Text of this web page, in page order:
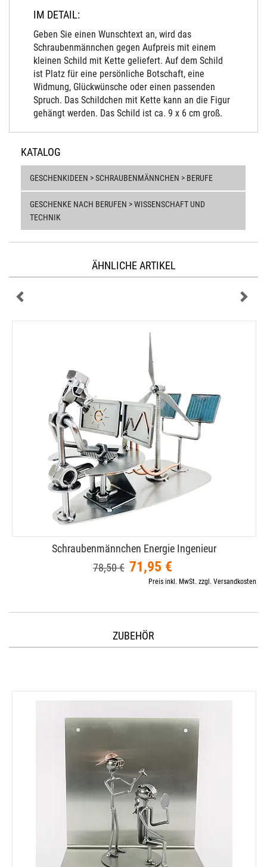
IM DETAIL:
Geben Sie einen Wunschtext an, wird das
Schraubenmännchen gegen Aufpreis mit einem
kleinen Schild mit Kette geliefert. Auf dem Schild
ist Platz für eine persönliche Botschaft, eine
Widmung, Glückwünsche oder einen passenden
Spruch. Das Schildchen mit Kette kann an die Figur
gehängt werden. Das Schild ist ca. 9 x 6 cm groß.
KATALOG
GESCHENKIDEEN > SCHRAUBENMÄNNCHEN > BERUFE
GESCHENKE NACH BERUFEN > WISSENSCHAFT UND
TECHNIK
ÄHNLICHE ARTIKEL
Schraubenmännchen Energie Ingenieur
78,50 € 71,95 €
Preis inkl. MwSt. zzgl. Versandkosten
ZUBEHÖR